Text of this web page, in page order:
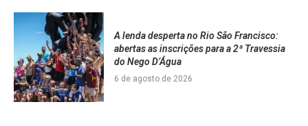
A lenda desperta no Rio São Francisco:
abertas as inscrições para a 2ª Travessia
do Nego D’Água
6 de agosto de 2026